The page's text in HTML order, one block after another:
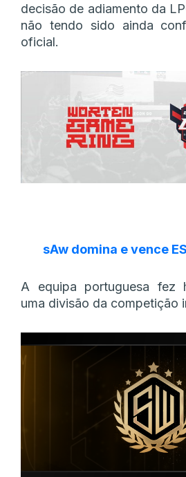
decisão de adiamento da
não tendo sido ainda
oficial.
sAw domina e vence
A equipa portuguesa fez
uma divisão da competição